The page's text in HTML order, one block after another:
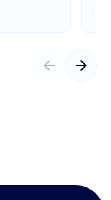
arrow_back arrow_forward